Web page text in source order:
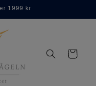
1999 kr
Cart